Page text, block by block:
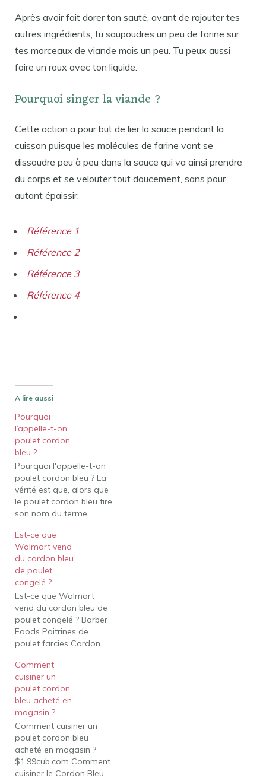
Après avoir fait dorer ton sauté, avant de rajouter tes
autres ingrédients, tu saupoudres un peu de farine sur
tes morceaux de viande mais un peu. Tu peux aussi
faire un roux avec ton liquide.
Pourquoi singer la viande ?
Cette action a pour but de lier la sauce pendant la
cuisson puisque les molécules de farine vont se
dissoudre peu à peu dans la sauce qui va ainsi prendre
du corps et se velouter tout doucement, sans pour
autant épaissir.
Référence 1
Référence 2
Référence 3
Référence 4
A lire aussi
Pourquoi
l’appelle-t-on
poulet cordon
bleu ?
Pourquoi l'appelle-t-on
poulet cordon bleu ? La
vérité est que, alors que
le poulet cordon bleu tire
son nom du terme
(désignant l'excellence),
ce plat vient en fait de
Suisse. La base de ce
plat, le poulet pané est
communément connu
dans le monde sous le…
Est-ce que
Walmart vend
du cordon bleu
de poulet
congelé ?
Est-ce que Walmart
vend du cordon bleu de
poulet congelé ? Barber
Foods Poitrines de
poulet farcies Cordon
- Walmart.com. Qui
fabrique le Cordon Bleu
surgelé ? Aliments de
barbier Peut-on acheter
du poulet cordon bleu ?
Le Poulet Cordon Bleu
est idéal pour un
déjeuner…
Comment
cuisiner un
poulet cordon
bleu acheté en
magasin ?
Comment cuisiner un
poulet cordon bleu
acheté en magasin ?
$1.99cub.com Comment
cuisiner le Cordon Bleu